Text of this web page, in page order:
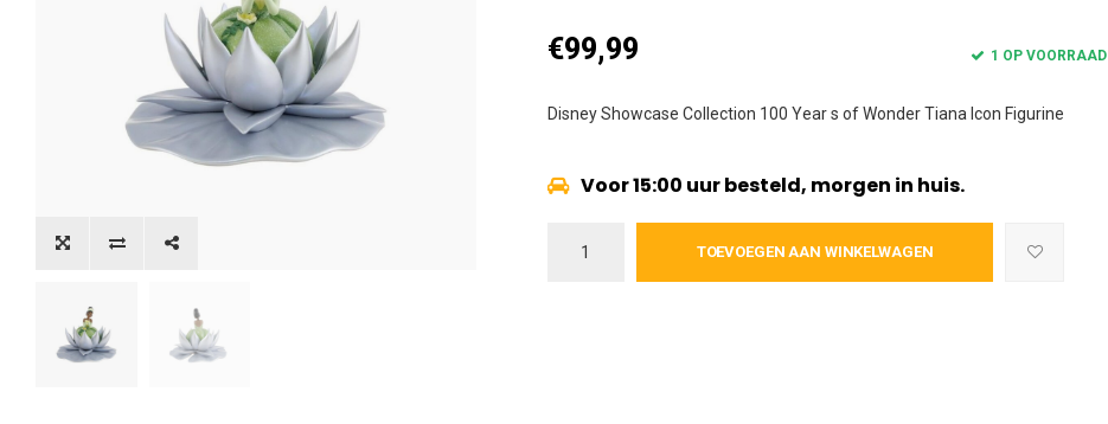
€99,99 1 OP VOORRAAD
Disney Showcase Collection 100 Year s of Wonder Tiana Icon Figurine
Voor 15:00 uur besteld, morgen in huis.
TOEVOEGEN AAN WINKELWAGEN